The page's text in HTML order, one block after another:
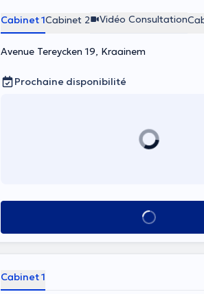
Cabinet 1Cabinet 2 Vidéo Consultation
Avenue Tereycken 19, Kraainem
Prochaine disponibilité
Voir tout
Cabinet 1